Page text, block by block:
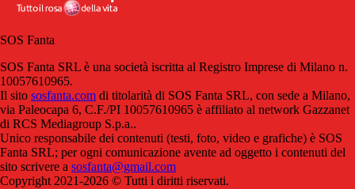
SOS Fanta
SOS Fanta SRL è una società iscritta al Registro Imprese di Milano n.
10057610965.
Il sito sosfanta.com di titolarità di SOS Fanta SRL, con sede a Milano,
via Paleocapa 6, C.F./PI 10057610965 è affiliato al network Gazzanet
di RCS Mediagroup S.p.a..
Unico responsabile dei contenuti (testi, foto, video e grafiche) è SOS
Fanta SRL; per ogni comunicazione avente ad oggetto i contenuti del
sito scrivere a sosfanta@gmail.com
Copyright 2021-2026 © Tutti i diritti riservati.